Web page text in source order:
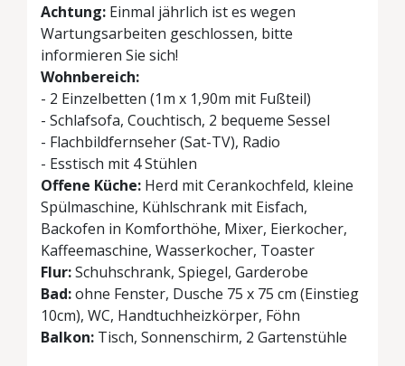
Achtung: Einmal jährlich ist es wegen
Wartungsarbeiten geschlossen, bitte
informieren Sie sich!
Wohnbereich:
- 2 Einzelbetten (1m x 1,90m mit Fußteil)
- Schlafsofa, Couchtisch, 2 bequeme Sessel
- Flachbildfernseher (Sat-TV), Radio
- Esstisch mit 4 Stühlen
Offene Küche: Herd mit Cerankochfeld, kleine
Spülmaschine, Kühlschrank mit Eisfach,
Backofen in Komforthöhe, Mixer, Eierkocher,
Kaffeemaschine, Wasserkocher, Toaster
Flur:Schuhschrank, Spiegel, Garderobe
Bad:ohne Fenster, Dusche 75 x 75 cm (Einstieg
10cm), WC, Handtuchheizkörper, Föhn
Balkon: Tisch, Sonnenschirm, 2 Gartenstühle